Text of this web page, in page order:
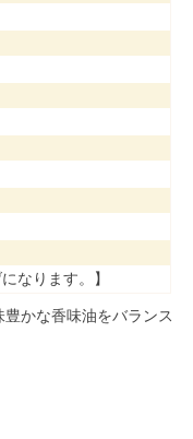
なります。】
かな香味油をバランス